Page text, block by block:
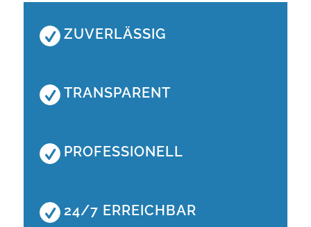
ZUVERLÄSSIG
TRANSPARENT
PROFESSIONELL
24/7 ERREICHBAR